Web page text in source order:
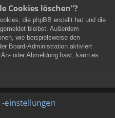
Cookies löschen“?
die phpBB erstellt hat und die
bleibst. Außerdem
wie beispielsweise den
Board-Administration aktiviert
oder Abmeldung hast, kann es
einstellungen